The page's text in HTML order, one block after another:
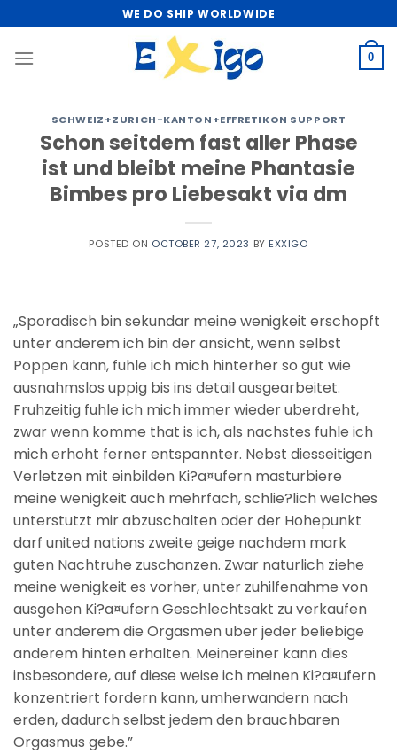
to
content
WE DO SHIP WORLDWIDE
0
SCHWEIZ+ZURICH-KANTON+EFFRETIKON SUPPORT
Schon seitdem fast aller Phase
ist und bleibt meine Phantasie
Bimbes pro Liebesakt via dm
POSTED ON OCTOBER 27, 2023 BY EXXIGO
„Sporadisch bin sekundar meine wenigkeit erschopft
unter anderem ich bin der ansicht, wenn selbst
Poppen kann, fuhle ich mich hinterher so gut wie
ausnahmslos uppig bis ins detail ausgearbeitet.
Fruhzeitig fuhle ich mich immer wieder uberdreht,
zwar wenn komme that is ich, als nachstes fuhle ich
mich erhoht ferner entspannter. Nebst diesseitigen
Verletzen mit einbilden Ki?a¤ufern masturbiere
meine wenigkeit auch mehrfach, schlie?lich welches
unterstutzt mir abzuschalten oder der Hohepunkt
darf united nations zweite geige nachdem mark
guten Nachtruhe zuschanzen. Zwar naturlich ziehe
meine wenigkeit es vorher, unter zuhilfenahme von
ausgehen Ki?a¤ufern Geschlechtsakt zu verkaufen
unter anderem die Orgasmen uber jeder beliebige
anderem hinten erhalten. Meinereiner kann dies
insbesondere, auf diese weise ich meinen Ki?a¤ufern
konzentriert fordern kann, umherwandern nach
erden, dadurch selbst jedem den brauchbaren
Orgasmus gebe.”